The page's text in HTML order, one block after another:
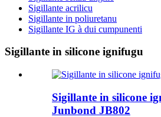
Sigillante acrilicu
Sigillante in poliuretanu
Sigillante IG à dui cumpunenti
Sigillante in silicone ignifugu
Sigillante in silicone
Junbond JB802